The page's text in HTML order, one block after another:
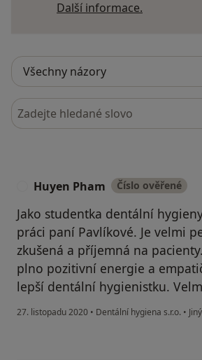
Další informace.
Hledejte v názorech
Huyen Pham Číslo ověřené
Jako studentka dentální
práci paní Pavlíkové. Je velmi
zkušená a příjemná na
plno pozitivní energie a
lepší dentální hygienistku.
27. listopadu 2020 • Dentální hygiena s.r.o. • Jiný